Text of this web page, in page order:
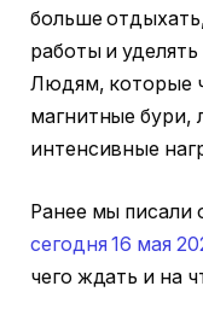
больше
работы и
Людям, которые
магнитные бури,
интенсивные
Ранее мы писали
сегодня 16 мая
чего ждать и на